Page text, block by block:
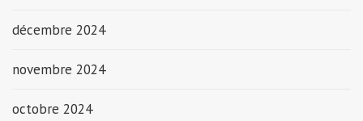
décembre 2024
novembre 2024
octobre 2024